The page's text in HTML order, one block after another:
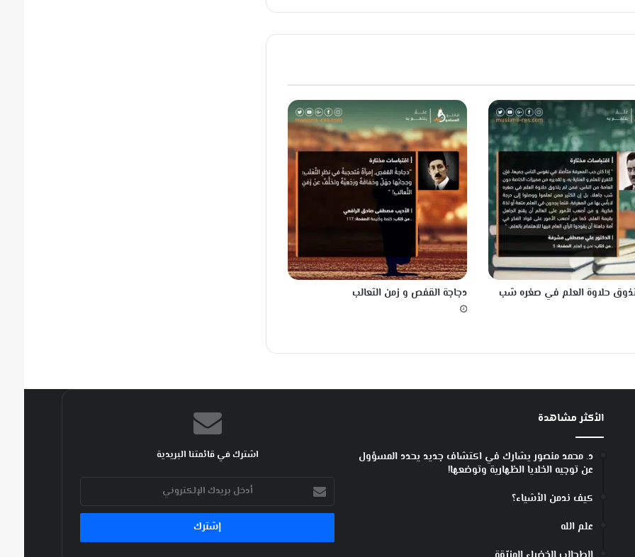
خ
ل
ا
ت
ل
ف
حلاوة العلم في صغره شب
دجاجة القفص و زمن الثعالب
الأكثر مشاهدة
د. محمد منصور يشارك في اكتشاف جديد يحدد المسؤول
عن توجيه الخلايا الظهارية وتوضعها!
كيف ندمن الأشياء؟
علم الله
اشترك في قائمتنا البريدية
أدخل
بريدك
الإلكتروني